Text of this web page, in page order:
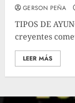
GERSON PEÑA
TIPOS DE
creyentes
LEER MÁS